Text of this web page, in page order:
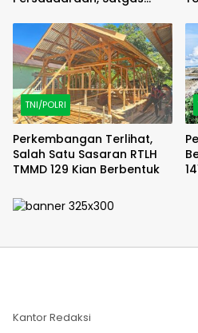
Enarotali Wujudkan Paniai
Bersih, Indonesia Asri
TNI/POLRI
Perkembangan Terlihat,
Salah Satu Sasaran RTLH
TMMD 129 Kian Berbentuk
Kantor Redaksi